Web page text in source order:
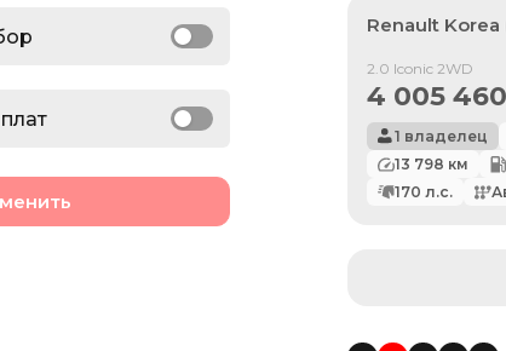
По
Renault Korea
Продан
2.0 Iconic 2WD
4 005 460
1 владелец
13 798 км
170 л.с.